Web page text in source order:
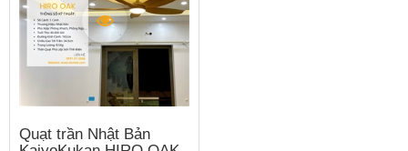
Quạt trần Nhật Bản